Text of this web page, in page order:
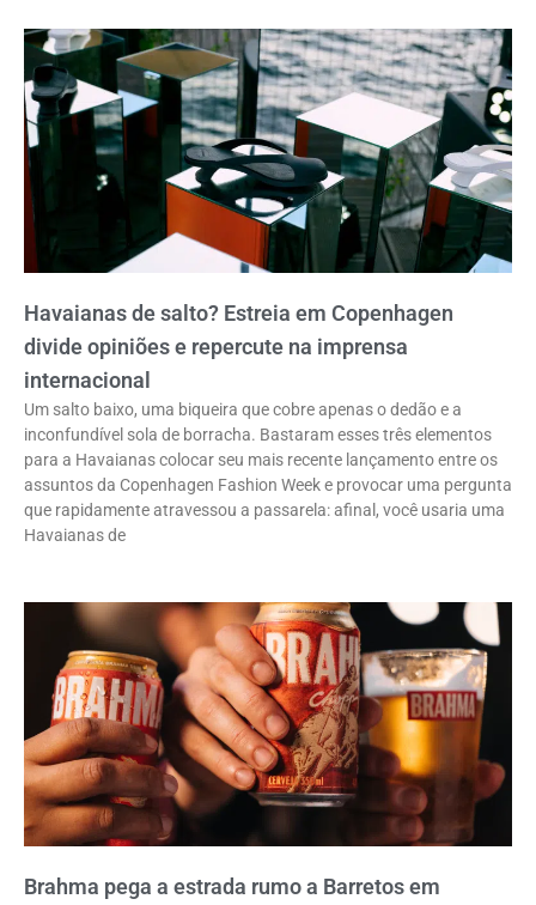
Havaianas de salto? Estreia em Copenhagen
divide opiniões e repercute na imprensa
internacional
Um salto baixo, uma biqueira que cobre apenas o dedão e a
inconfundível sola de borracha. Bastaram esses três elementos
para a Havaianas colocar seu mais recente lançamento entre os
assuntos da Copenhagen Fashion Week e provocar uma pergunta
que rapidamente atravessou a passarela: afinal, você usaria uma
Havaianas de
Brahma pega a estrada rumo a Barretos em